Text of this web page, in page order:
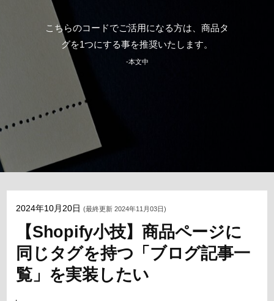
こちらのコードでご活用になる方は、商品タ
グを1つにする事を推奨いたします。
-本文中
2024年10月20日 (最終更新 2024年11月03日)
【Shopify小技】商品ページに
同じタグを持つ「ブログ記事一
覧」を実装したい